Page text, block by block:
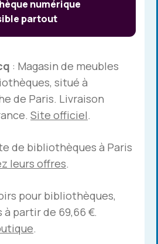
numérique
partout
: Magasin de meubles
situé à
de Paris. Livraison
Site officiel.
de bibliothèques à Paris
leurs offres.
pour bibliothèques,
à partir de 69,66 €.
.